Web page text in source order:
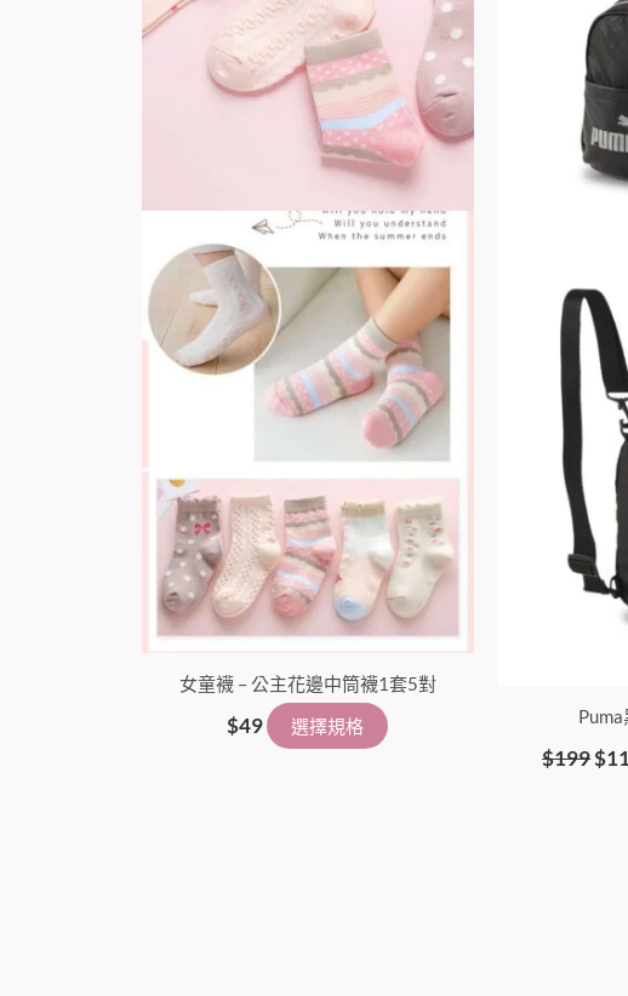
女童襪 – 公主花邊中筒襪1套5對
$49 選擇規格
在
產
品
面
選
擇
選
項
$199$